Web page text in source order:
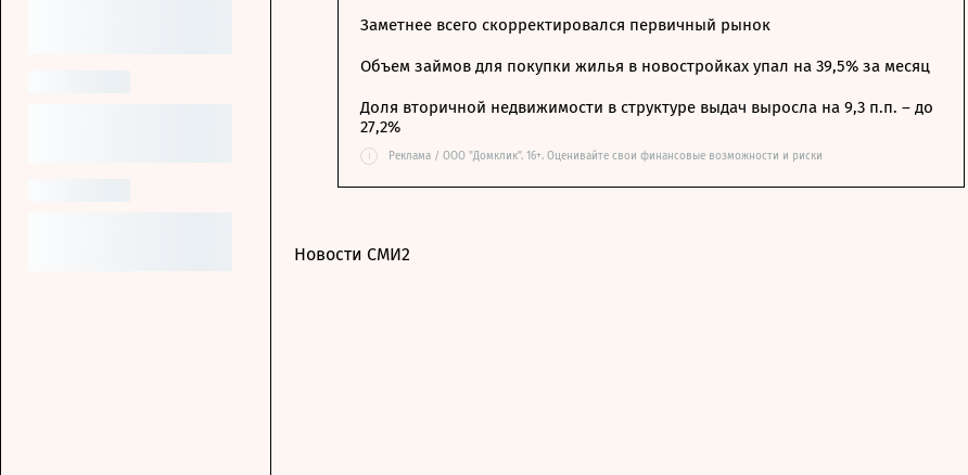
Заметнее всего скорректировался первичный рынок
Объем займов для покупки жилья в новостройках упал на 39,5% за месяц
Доля вторичной недвижимости в структуре выдач выросла на 9,3 п.п. – до
27,2%
i Реклама / ООО "Домклик". 16+. Оценивайте свои финансовые возможности и риски
Новости СМИ2